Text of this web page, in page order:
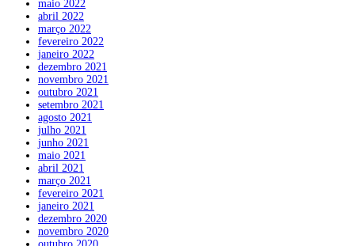
maio 2022
abril 2022
março 2022
fevereiro 2022
janeiro 2022
dezembro 2021
novembro 2021
outubro 2021
setembro 2021
agosto 2021
julho 2021
junho 2021
maio 2021
abril 2021
março 2021
fevereiro 2021
janeiro 2021
dezembro 2020
novembro 2020